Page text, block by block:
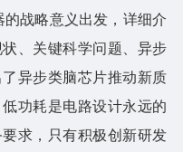
战略意义出发，详细介
、关键科学问题、异步
异步类脑芯片推动新质
功耗是电路设计永远的
求，只有积极创新研发